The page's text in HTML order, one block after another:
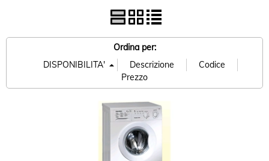
Forniture per Hotel e RistorantiOrdina per: